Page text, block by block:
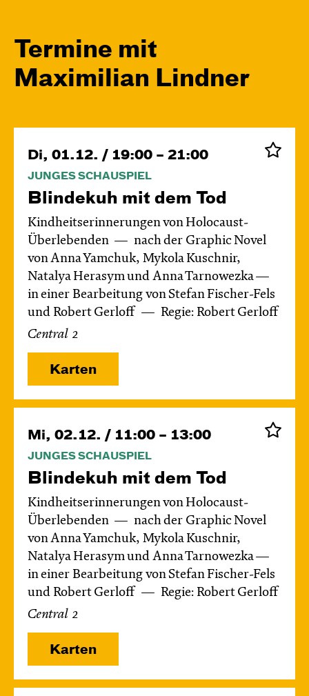
Termine mit
Maximilian Lindner
Di, 01.12. / 19:00 – 21:00
JUNGES SCHAUSPIEL
Blinde­kuh mit dem Tod
Kindheitserinnerungen von Holocaust-
Überlebenden
nach der Graphic Novel
von Anna Yamchuk, Mykola Kuschnir,
Natalya Herasym und Anna Tarnowezka —
in einer Bearbeitung von Stefan Fischer-Fels
und Robert Gerloff
Regie: Robert Gerloff
Central 2
Karten
Mi, 02.12. / 11:00 – 13:00
JUNGES SCHAUSPIEL
Blinde­kuh mit dem Tod
Kindheitserinnerungen von Holocaust-
Überlebenden
nach der Graphic Novel
von Anna Yamchuk, Mykola Kuschnir,
Natalya Herasym und Anna Tarnowezka —
in einer Bearbeitung von Stefan Fischer-Fels
und Robert Gerloff
Regie: Robert Gerloff
Central 2
Karten